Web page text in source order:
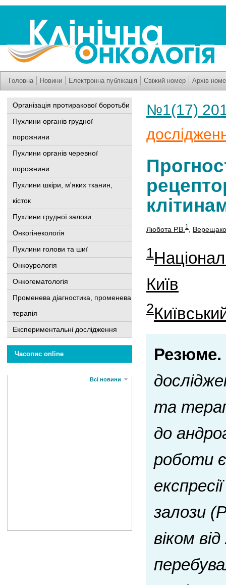
Головна Новини Електронна публікація Свіжий номер Архів
Організація протиракової боротьби
Пухлини органів грудної
порожнини
Пухлини органів черевної
порожнини
Пухлини шкіри, м'яких тканин,
кісток
Пухлини грудної залози
Онкогінекологія
Пухлини голови та шиї
Онкоурологія
Онкогематологія
Променева діагностика, променева
терапія
Експериментальні дослідження
Часопис online
Всі новини
№1(17)
Любота Р.В. 1
1
Київ
2
Резюме.
та
до
роботи
залози
віком